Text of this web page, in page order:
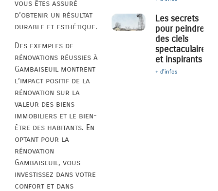
vous êtes assuré
d’obtenir un résultat
durable et esthétique.
Des exemples de
rénovations réussies à
Gambaiseuil montrent
l’impact positif de la
rénovation sur la
valeur des biens
immobiliers et le bien-
être des habitants. En
optant pour la
rénovation
Gambaiseuil, vous
investissez dans votre
confort et dans
Les secrets
pour peindre
des ciels
spectaculaires
et inspirants
+ d'infos